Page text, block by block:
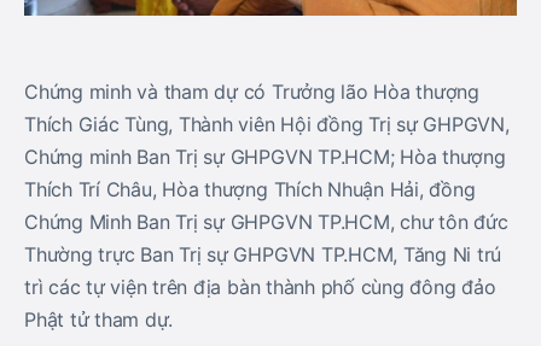
Chứng minh và tham dự có Trưởng lão Hòa thượng
Thích Giác Tùng, Thành viên Hội đồng Trị sự GHPGVN,
Chứng minh Ban Trị sự GHPGVN TP.HCM; Hòa thượng
Thích Trí Châu, Hòa thượng Thích Nhuận Hải, đồng
Chứng Minh Ban Trị sự GHPGVN TP.HCM, chư tôn đức
Thường trực Ban Trị sự GHPGVN TP.HCM, Tăng Ni trú
trì các tự viện trên địa bàn thành phố cùng đông đảo
Phật tử tham dự.